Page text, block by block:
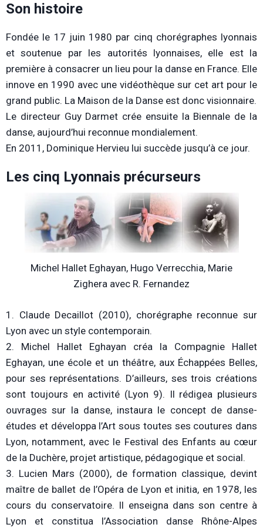
Son histoire
Fondée le 17 juin 1980 par cinq chorégraphes lyonnais
et soutenue par les autorités lyonnaises, elle est la
première à consacrer un lieu pour la danse en France. Elle
innove en 1990 avec une vidéothèque sur cet art pour le
grand public. La Maison de la Danse est donc visionnaire.
Le directeur Guy Darmet crée ensuite la Biennale de la
danse, aujourd’hui reconnue mondialement.
En 2011, Dominique Hervieu lui succède jusqu’à ce jour.
Les cinq Lyonnais précurseurs
Michel Hallet Eghayan, Hugo Verrecchia, Marie
Zighera avec R. Fernandez
1. Claude Decaillot (2010), chorégraphe reconnue sur
Lyon avec un style contemporain.
2. Michel Hallet Eghayan créa la Compagnie Hallet
Eghayan, une école et un théâtre, aux Échappées Belles,
pour ses représentations. D’ailleurs, ses trois créations
sont toujours en activité (Lyon 9). Il rédigea plusieurs
ouvrages sur la danse, instaura le concept de danse-
études et développa l’Art sous toutes ses coutures dans
Lyon, notamment, avec le Festival des Enfants au cœur
de la Duchère, projet artistique, pédagogique et social.
3. Lucien Mars (2000), de formation classique, devint
maître de ballet de l’Opéra de Lyon et initia, en 1978, les
cours du conservatoire. Il enseigna dans son centre à
Lyon et constitua l’Association danse Rhône-Alpes